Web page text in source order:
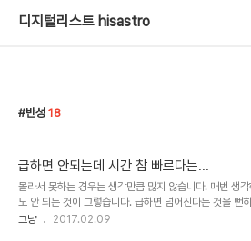
디지털리스트 hisastro
반성 18
급하면 안되는데 시간 참 빠르다는...
몰라서 못하는 경우는 생각만큼 많지 않습니다. 매번 생각
도 안 되는 것이 그렇습니다. 급하면 넘어진다는 것을 뻔
급한 상황을 극구 만드는 이유는 뭔지... 뭐~! 그렇다고 일
그냥 2017.02.09